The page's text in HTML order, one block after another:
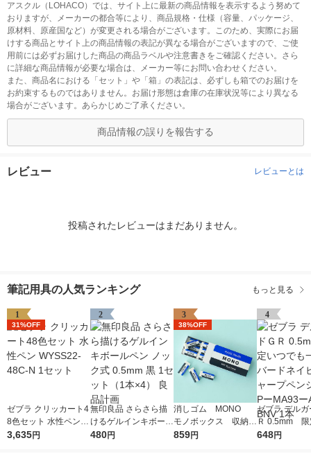
アスクル（LOHACO）では、サイト上に最新の商品情報を表示するよう努めて
おりますが、メーカーの都合等により、商品規格・仕様（容量、パッケージ、
原材料、原産国など）が変更される場合がございます。このため、実際にお届
けする商品とサイト上の商品情報の表記が異なる場合がございますので、ご使
用前には必ずお届けした商品の商品ラベルや注意書きをご確認ください。さら
に詳細な商品情報が必要な場合は、メーカー等にお問い合わせください。
また、商品名における「セット」や「箱」の表記は、必ずしも箱でのお届けを
お約束するものではありません。お届け形態は倉庫の在庫状況等により異なる
場合がございます。あらかじめご了承ください。
商品情報の誤りを報告する
レビュー レビューとは
投稿されたレビューはまだありません。
筆記用具の人気ランキング もっと見る
1
31%OFF
ゼブラ クリッカート4
8色セット 水性ペン W
YSS22-48C-N 1セッ
3,635円
2
無印良品 さらさら描
けるゲルインキボール
ペン ノック式 0.5mm
480円
3
38%OFF
消しゴム MONO
モノボックス 収納B
OX付 JHA-061 1個
859円
4
ゼブラ デルガ
Ｒ 0.5mm 限
でも一緒 バ
648円